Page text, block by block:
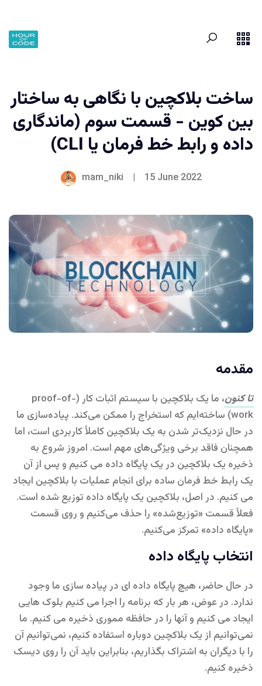
ساخت بلاکچین با نگاهی به ساختار
بین کوین - قسمت سوم (ماندگاری
داده و رابط خط فرمان یا CLI)
mam_niki | 15 June 2022
مقدمه
تا کنون
، ما یک بلاکچین با سیستم اثبات کار (proof-of-
work) ساخته‌ایم که استخراج را ممکن می‌کند. پیاده‌سازی ما
در حال نزدیک‌تر شدن به یک بلاکچین کاملاً کاربردی است، اما
همچنان فاقد برخی ویژگی‌های مهم است. امروز شروع به
ذخیره یک بلاکچین در یک پایگاه داده می کنیم و پس از آن
یک رابط خط فرمان ساده برای انجام عملیات با بلاکچین ایجاد
می کنیم. در اصل، بلاکچین یک پایگاه داده توزیع شده است.
فعلاً قسمت «توزیع‌شده» را حذف می‌کنیم و روی قسمت
«پایگاه داده» تمرکز می‌کنیم.
انتخاب پایگاه داده
در حال حاضر، هیچ پایگاه داده ای در پیاده سازی ما وجود
ندارد. در عوض، هر بار که برنامه را اجرا می کنیم بلوک هایی
ایجاد می کنیم و آنها را در حافظه مموری ذخیره می کنیم. ما
نمی‌توانیم از یک بلاکچین دوباره استفاده کنیم، نمی‌توانیم آن
را با دیگران به اشتراک بگذاریم، بنابراین باید آن را روی دیسک
ذخیره کنیم.